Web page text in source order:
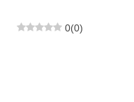
0(0)